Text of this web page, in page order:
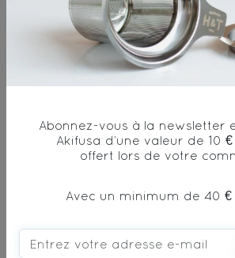
29€
DÉCOUVRIR
Abonnez-vous à la newsletter
Akifusa d’une valeur de 10
offert lors de votre
Avec un minimum de 40 €